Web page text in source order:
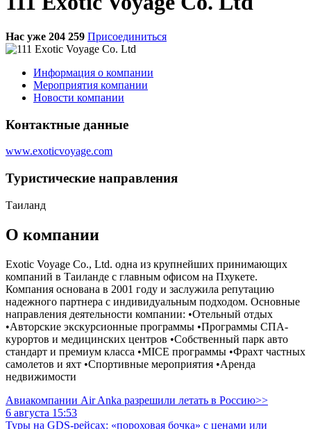
Нас уже 204 259 Присоединиться
Информация о компании
Мероприятия компании
Новости компании
Контактные данные
www.exoticvoyage.com
Туристическиe направления
Таиланд
О компании
Exotic Voyage Co., Ltd. одна из крупнейших принимающих
компаний в Таиланде с главным офисом на Пхукете.
Компания основана в 2001 году и заслужила репутацию
надежного партнера с индивидуальным подходом. Основные
направления деятельности компании: •Отельный отдых
•Авторские экскурсионные программы •Программы СПА-
курортов и медицинских центров •Собственный парк авто
стандарт и премиум класса •MICE программы •Фрахт частных
самолетов и яхт •Спортивные мероприятия •Аренда
недвижимости
Авиакомпании Air Anka разрешили летать в Россию>>
6 августа 15:53
Туры на GDS-рейсах: «пороховая бочка» с ценами или